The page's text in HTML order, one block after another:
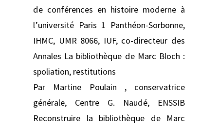
de conférences en histoire moderne à
l’université Paris 1 Panthéon-Sorbonne,
IHMC, UMR 8066, IUF, co-directeur des
Annales La bibliothèque de Marc Bloch :
spoliation, restitutions
Par Martine Poulain , conservatrice
générale, Centre G. Naudé, ENSSIB
Reconstruire la bibliothèque de Marc